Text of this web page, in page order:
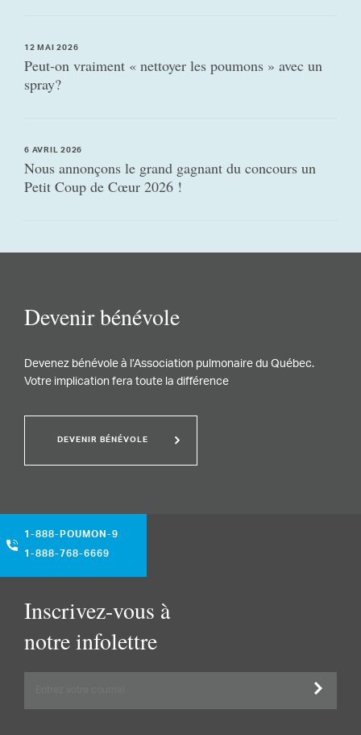
12 MAI 2026
Peut-on vraiment « nettoyer les poumons » avec un
spray?
6 AVRIL 2026
Nous annonçons le grand gagnant du concours un
Petit Coup de Cœur 2026 !
Devenir bénévole
Devenez bénévole à l’Association pulmonaire du Québec.
Votre implication fera toute la différence
DEVENIR BÉNÉVOLE
1-888-POUMON-9
1-888-768-6669
Inscrivez-vous à
notre infolettre